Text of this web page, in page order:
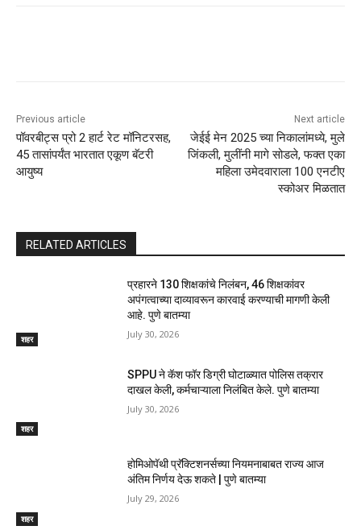
Previous article
पॉवरबीट्स प्रो 2 हार्ट रेट मॉनिटरसह,
45 तासांपर्यंत भारतात एकूण बॅटरी
आयुष्य
Next article
जेईई मेन 2025 च्या निकालांमध्ये, मुले
जिंकली, मुलींनी मागे सोडले, फक्त एका
महिला उमेदवाराला 100 एनटीए
स्कोअर मिळतात
RELATED ARTICLES
शहर
प्रहारने 130 शिक्षकांचे निलंबन, 46 शिक्षकांवर
अपंगत्वाच्या दाव्यावरून कारवाई करण्याची मागणी केली
आहे. पुणे बातम्या
July 30, 2026
शहर
SPPU ने कॅश फॉर डिग्री घोटाळ्यात पोलिस तक्रार
दाखल केली, कर्मचाऱ्याला निलंबित केले. पुणे बातम्या
July 30, 2026
शहर
होमिओपॅथी प्रॅक्टिशनर्सच्या नियमनाबाबत राज्य आज
अंतिम निर्णय देऊ शकते | पुणे बातम्या
July 29, 2026